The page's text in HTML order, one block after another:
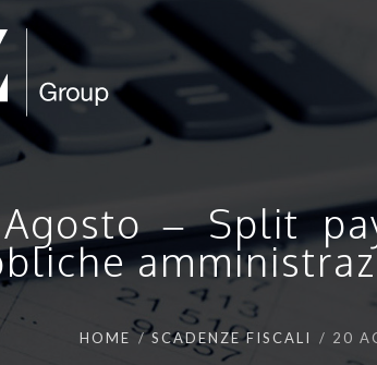
– Split
HOME SCADENZE FISCALI 20